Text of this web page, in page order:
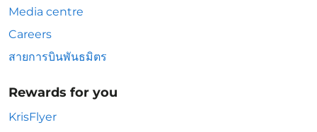
Media centre
Careers
สายการบินพันธมิตร
Rewards for you
KrisFlyer